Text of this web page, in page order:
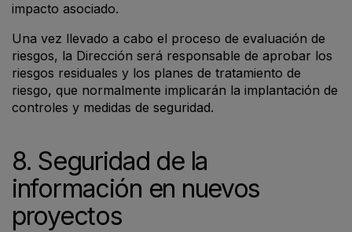
impacto asociado.
Una vez llevado a cabo el proceso de evaluación de
riesgos, la Dirección será responsable de aprobar los
riesgos residuales y los planes de tratamiento de
riesgo, que normalmente implicarán la implantación de
controles y medidas de seguridad.
8. Seguridad de la
información en nuevos
proyectos